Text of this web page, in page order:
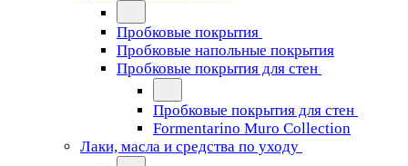
Пробковые покрытия
Пробковые напольные покрытия
Пробковые покрытия для стен
Пробковые покрытия для стен
Formentarino Muro Collection
Лаки, масла и средства по уходу